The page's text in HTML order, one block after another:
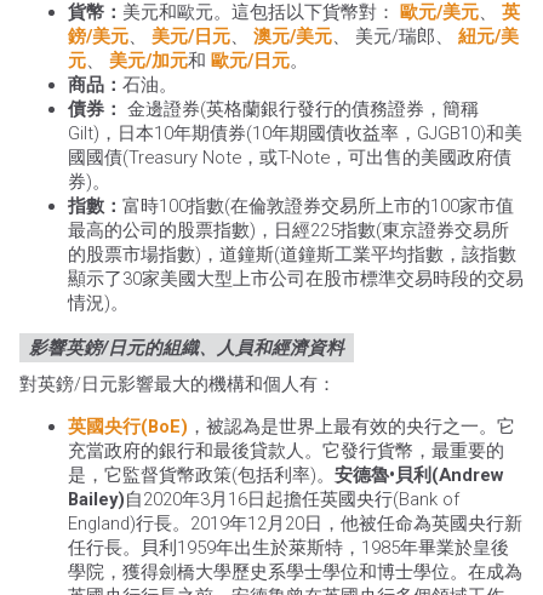
貨幣： 美元和歐元。這包括以下貨幣對： 歐元/美元、 英
鎊/美元、 美元/日元、 澳元/美元、 美元/瑞郎、 紐元/美
元、 美元/加元和 歐元/日元。
商品： 石油。
債券： 金邊證券(英格蘭銀行發行的債務證券，簡稱
Gilt)，日本10年期債券(10年期國債收益率，GJGB10)和美
國國債(Treasury Note，或T-Note，可出售的美國政府債
券)。
指數： 富時100指數(在倫敦證券交易所上市的100家市值
最高的公司的股票指數)，日經225指數(東京證券交易所
的股票市場指數)，道鐘斯(道鐘斯工業平均指數，該指數
顯示了30家美國大型上市公司在股市標準交易時段的交易
情況)。
影響英鎊/日元的組織、人員和經濟資料
對英鎊/日元影響最大的機構和個人有：
英國央行(BoE) ，被認為是世界上最有效的央行之一。它
充當政府的銀行和最後貸款人。它發行貨幣，最重要的
是，它監督貨幣政策(包括利率)。 安德魯•貝利(Andrew
Bailey)自2020年3月16日起擔任英國央行(Bank of
England)行長。2019年12月20日，他被任命為英國央行新
任行長。貝利1959年出生於萊斯特，1985年畢業於皇後
學院，獲得劍橋大學歷史系學士學位和博士學位。在成為